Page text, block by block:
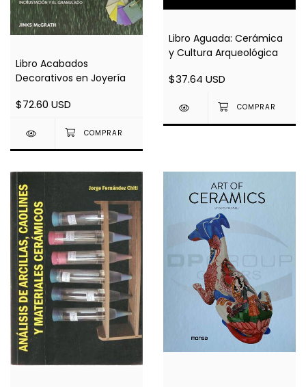
Libro Acabados
Decorativos en Joyería
$72.60 USD
Libro Aguada: Cerámica
y Cultura Arqueológica
$37.64 USD